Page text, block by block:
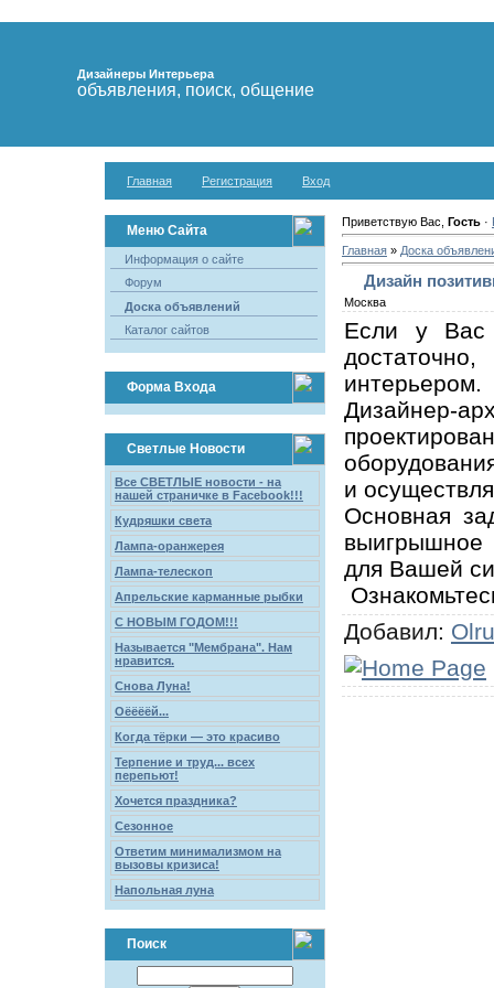
Дизайнеры Интерьера
объявления, поиск, общение
Главная Регистрация Вход
Меню Сайта
Информация о сайте
Форум
Доска объявлений
Каталог сайтов
Форма Входа
Светлые Новости
Все СВЕТЛЫЕ новости - на
нашей страничке в Facebook!!!
Кудряшки света
Лампа-оранжерея
Лампа-телескоп
Апрельские карманные рыбки
С НОВЫМ ГОДОМ!!!
Называется "Мембрана". Нам
нравится.
Снова Луна!
Оёёёёй...
Когда тёрки — это красиво
Терпение и труд... всех
перепьют!
Хочется праздника?
Сезонное
Ответим минимализмом на
вызовы кризиса!
Напольная луна
Поиск
Приветствую Вас, Гость·
Главная» Доска
Дизайн
Москва
Если у Вас
интерьером.
Дизайнер-
и
Основная
выигрышное
для Вашей
Добавил: